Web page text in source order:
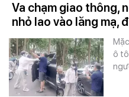
Va chạm giao thông,
nhỏ lao vào lăng mạ,
ô